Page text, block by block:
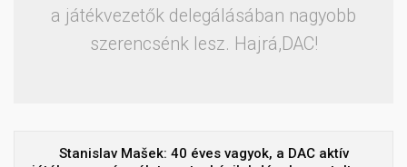
a játékvezetők delegálásában nagyobb
szerencsénk lesz. Hajrá,DAC!
Stanislav Mašek: 40 éves vagyok, a DAC aktív